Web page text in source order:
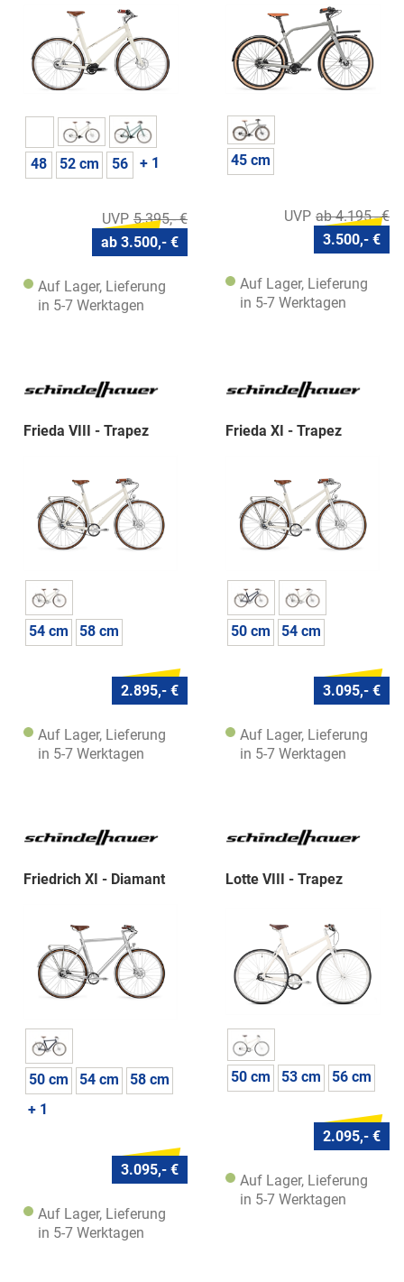
48 52 cm 56 + 1
5.395,- €
ab 3.500,- €
Auf Lager, Lieferung
in 5-7 Werktagen
45 cm
ab 4.195,- €
3.500,- €
Auf Lager, Lieferung
in 5-7 Werktagen
Frieda VIII - Trapez
54 cm 58 cm
2.895,- €
Auf Lager, Lieferung
in 5-7 Werktagen
Frieda XI - Trapez
50 cm 54 cm
3.095,- €
Auf Lager, Lieferung
in 5-7 Werktagen
Friedrich XI - Diamant
50 cm 54 cm
58 cm
+ 1
3.095,- €
Auf Lager, Lieferung
in 5-7 Werktagen
Lotte VIII - Trapez
50 cm 53 cm 56 cm
2.095,- €
Auf Lager, Lieferung
in 5-7 Werktagen